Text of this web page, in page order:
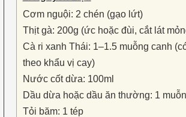
Cơm nguội: 2 chén (gạo lứt)
Thịt gà: 200g (ức hoặc đùi, cắt lát
Cà ri xanh Thái: 1–1.5 muỗng canh
theo khẩu vị cay)
Nước cốt dừa: 100ml
Dầu dừa hoặc dầu ăn thường: 1
Tỏi băm: 1 tép